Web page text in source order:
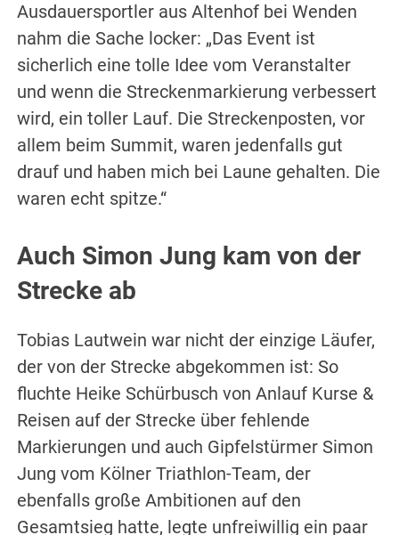
Ausdauersportler aus Altenhof bei Wenden
nahm die Sache locker: „Das Event ist
sicherlich eine tolle Idee vom Veranstalter
und wenn die Streckenmarkierung verbessert
wird, ein toller Lauf. Die Streckenposten, vor
allem beim Summit, waren jedenfalls gut
drauf und haben mich bei Laune gehalten. Die
waren echt spitze.“
Auch Simon Jung kam von der
Strecke ab
Tobias Lautwein war nicht der einzige Läufer,
der von der Strecke abgekommen ist: So
fluchte Heike Schürbusch von Anlauf Kurse &
Reisen auf der Strecke über fehlende
Markierungen und auch Gipfelstürmer Simon
Jung vom Kölner Triathlon-Team, der
ebenfalls große Ambitionen auf den
Gesamtsieg hatte, legte unfreiwillig ein paar